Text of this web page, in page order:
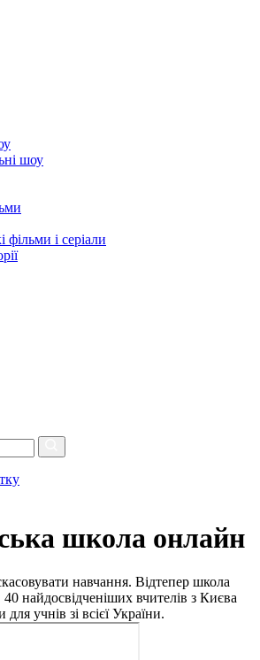
шоу
фільми і серіали
школа онлайн
навчання. Відтепер школа
найдосвідченіших вчителів з Києва
учнів зі всієї України.